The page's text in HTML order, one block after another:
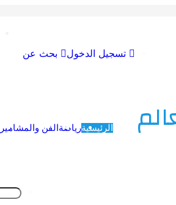
بحث عن
تسجيل الدخول
الرئيسيةرياضة الفن والمشاهير